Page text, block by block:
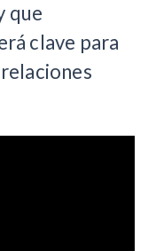
que
clave para